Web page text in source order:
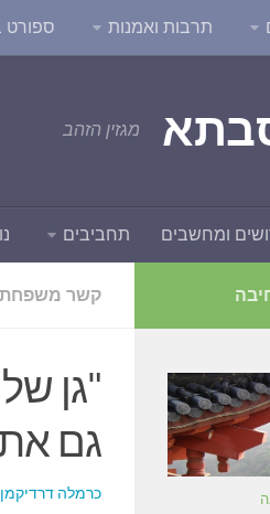
תרבות ואמנות ספורט
מגזין הזהב
ומחשבים תחביבים
קשר
"גן
גם
כרמלה דרדיקמן